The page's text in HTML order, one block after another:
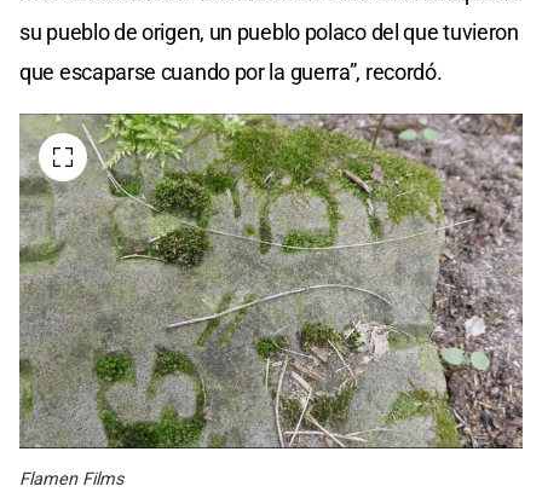
su pueblo de origen, un pueblo polaco del que tuvieron
que escaparse cuando por la guerra”, recordó.
Flamen Films